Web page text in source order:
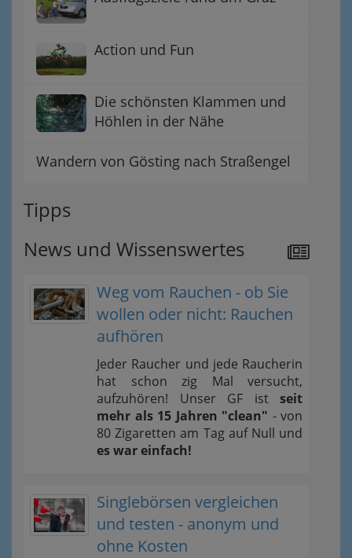
Action und Fun
Die schönsten Klammen und
Höhlen in der Nähe
Wandern von Gösting nach Straßengel
Tipps
News und Wissenswertes
Weg vom Rauchen - ob Sie
wollen oder nicht: Rauchen
aufhören
Jeder Raucher und jede Raucherin
hat schon zig Mal versucht,
aufzuhören! Unser GF ist seit
mehr als 15 Jahren "clean" - von
80 Zigaretten am Tag auf Null und
es war einfach!
Singlebörsen vergleichen
und testen - anonym und
ohne Kosten